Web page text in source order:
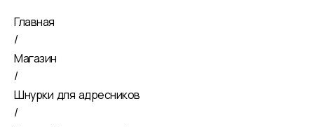
Главная
/
Магазин
/
Шнурки для адресников
/